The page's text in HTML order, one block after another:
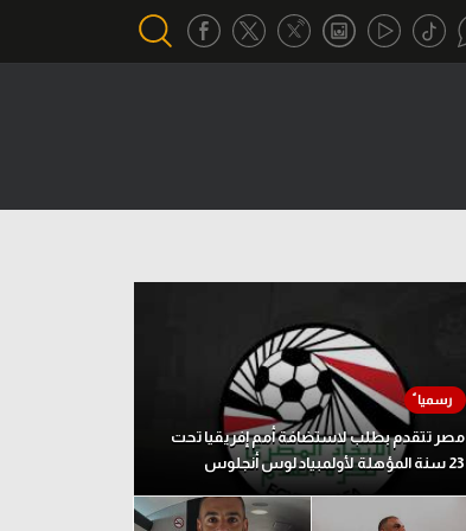
تحقيق في الجول
تقرير في الجول
تحليل في الجول
حكايات في الجول
كويز في الجول
فيديو في الجول
مصر تتقدم بطلب لاستضافة أمم إفريقيا تحت
23 سنة المؤهلة لأولمبياد لوس أنجلوس